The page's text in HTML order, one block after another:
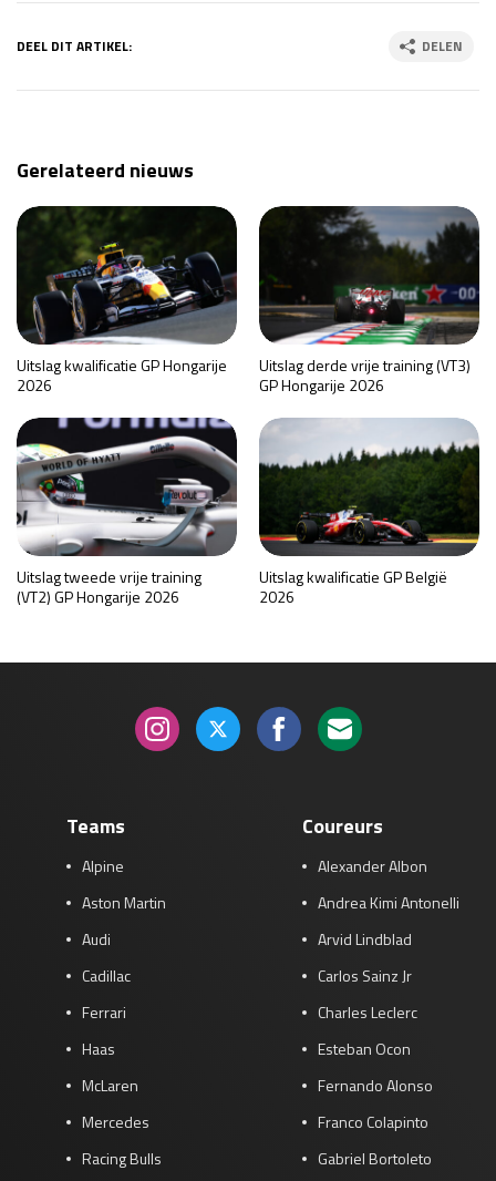
DEEL DIT ARTIKEL: DELEN
Gerelateerd nieuws
Uitslag kwalificatie GP Hongarije
2026
Uitslag derde vrije training (VT3)
GP Hongarije 2026
Uitslag tweede vrije training
(VT2) GP Hongarije 2026
Uitslag kwalificatie GP België
2026
Teams
Alpine
Aston Martin
Audi
Cadillac
Ferrari
Haas
McLaren
Mercedes
Racing Bulls
Coureurs
Alexander Albon
Andrea Kimi Antonelli
Arvid Lindblad
Carlos Sainz Jr
Charles Leclerc
Esteban Ocon
Fernando Alonso
Franco Colapinto
Gabriel Bortoleto